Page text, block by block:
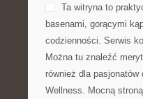
Ta witryna to
basenami, gorącymi
codzienności. Serwis
Można tu znaleźć
również dla
Wellness. Mocną